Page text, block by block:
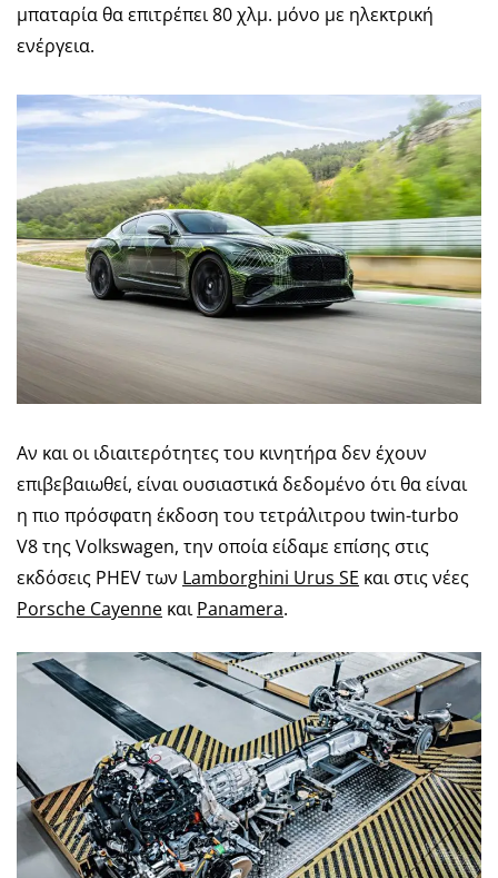
μπαταρία θα επιτρέπει 80 χλμ. μόνο με ηλεκτρική
ενέργεια.
Αν και οι ιδιαιτερότητες του κινητήρα δεν έχουν
επιβεβαιωθεί, είναι ουσιαστικά δεδομένο ότι θα είναι
η πιο πρόσφατη έκδοση του τετράλιτρου twin-turbo
V8 της Volkswagen, την οποία είδαμε επίσης στις
εκδόσεις PHEV των Lamborghini Urus SE και στις νέες
Porsche Cayenne καιPanamera.